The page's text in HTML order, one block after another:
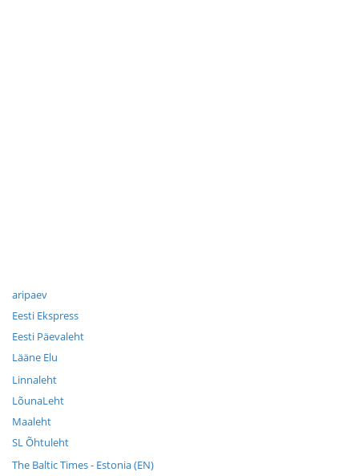
aripaev
Eesti Ekspress
Eesti Päevaleht
Lääne Elu
Linnaleht
LõunaLeht
Maaleht
SL Õhtuleht
The Baltic Times - Estonia (EN)